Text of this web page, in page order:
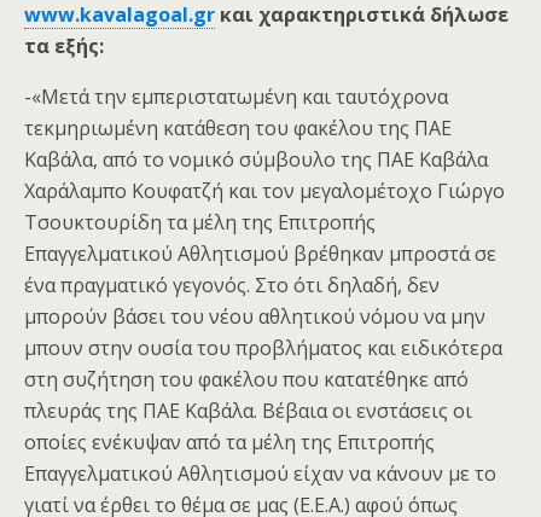
www.kavalagoal.gr και χαρακτηριστικά δήλωσε
τα εξής:
-«Μετά την εμπεριστατωμένη και ταυτόχρονα
τεκμηριωμένη κατάθεση του φακέλου της ΠΑΕ
Καβάλα, από το νομικό σύμβουλο της ΠΑΕ Καβάλα
Χαράλαμπο Κουφατζή και τον μεγαλομέτοχο Γιώργο
Τσουκτουρίδη τα μέλη της Επιτροπής
Επαγγελματικού Αθλητισμού βρέθηκαν μπροστά σε
ένα πραγματικό γεγονός. Στο ότι δηλαδή, δεν
μπορούν βάσει του νέου αθλητικού νόμου να μην
μπουν στην ουσία του προβλήματος και ειδικότερα
στη συζήτηση του φακέλου που κατατέθηκε από
πλευράς της ΠΑΕ Καβάλα. Βέβαια οι ενστάσεις οι
οποίες ενέκυψαν από τα μέλη της Επιτροπής
Επαγγελματικού Αθλητισμού είχαν να κάνουν με το
γιατί να έρθει το θέμα σε μας (Ε.Ε.Α.) αφού όπως